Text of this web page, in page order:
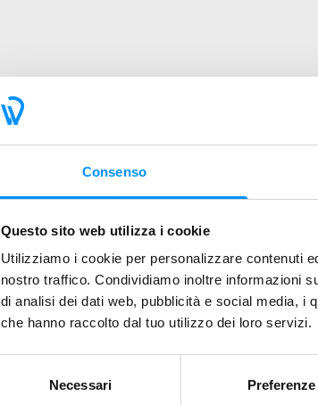
Consenso
Questo sito web utilizza i cookie
Utilizziamo i cookie per personalizzare contenuti
nostro traffico. Condividiamo inoltre informazioni
di analisi dei dati web, pubblicità e social media, i
che hanno raccolto dal tuo utilizzo dei loro servizi.
Necessari Preferenze